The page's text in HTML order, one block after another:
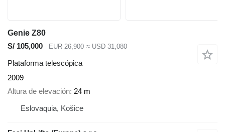
Genie Z80
S/ 105,000
EUR 26,900 ≈ USD 31,080
Plataforma telescópica
2009
Altura de elevación 24 m
Eslovaquia, Košice